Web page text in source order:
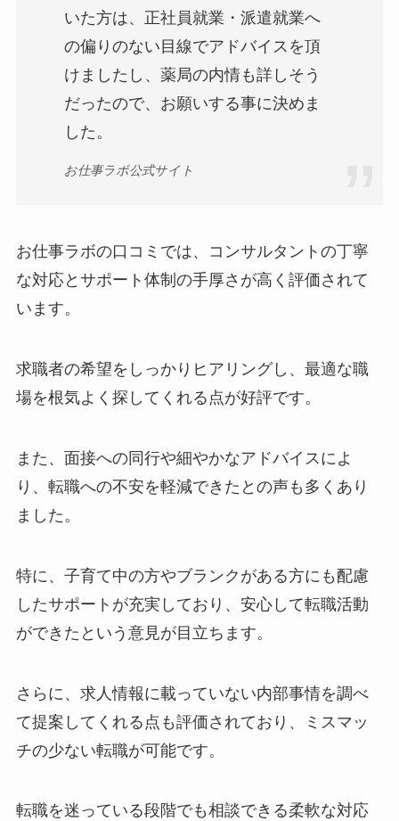
いた方は、正社員就業・派遣就業へ
の偏りのない目線でアドバイスを頂
けましたし、薬局の内情も詳しそう
だったので、お願いする事に決めま
した。
お仕事ラボ公式サイト
お仕事ラボの口コミでは、コンサルタントの丁寧
な対応とサポート体制の手厚さが高く評価されて
います。
求職者の希望をしっかりヒアリングし、最適な職
場を根気よく探してくれる点が好評です。
また、面接への同行や細やかなアドバイスによ
り、転職への不安を軽減できたとの声も多くあり
ました。
特に、子育て中の方やブランクがある方にも配慮
したサポートが充実しており、安心して転職活動
ができたという意見が目立ちます。
さらに、求人情報に載っていない内部事情を調べ
て提案してくれる点も評価されており、ミスマッ
チの少ない転職が可能です。
転職を迷っている段階でも相談できる柔軟な対応